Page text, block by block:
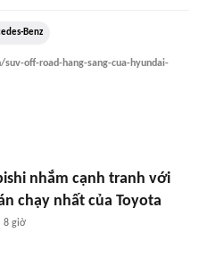
Benz
off-road-hang-sang-cua-hyundai-
nhắm cạnh tranh với
chạy nhất của Toyota
8 giờ